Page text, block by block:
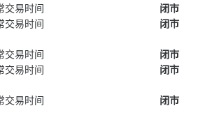
交易时间 闭市
交易时间 闭市
交易时间 闭市
交易时间 闭市
交易时间 闭市